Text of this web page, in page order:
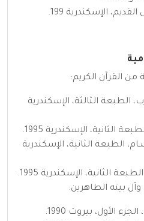
القرآن الكريم:
الطبعة الثالثة، الإسكندرية
الطبعة الثانية، الإسكندرية
بيته الطاهرين: